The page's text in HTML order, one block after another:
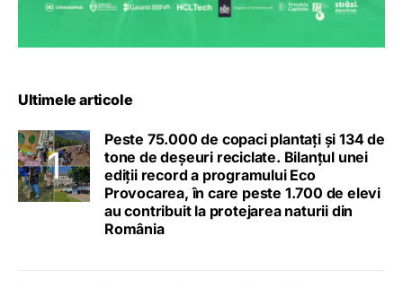
Ultimele articole
Peste 75.000 de copaci plantați și 134 de
tone de deșeuri reciclate. Bilanțul unei
ediții record a programului Eco
Provocarea, în care peste 1.700 de elevi
au contribuit la protejarea naturii din
România